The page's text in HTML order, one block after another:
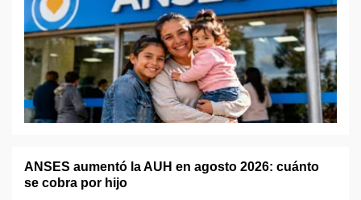
ANSES aumentó la AUH en agosto 2026: cuánto
se cobra por hijo